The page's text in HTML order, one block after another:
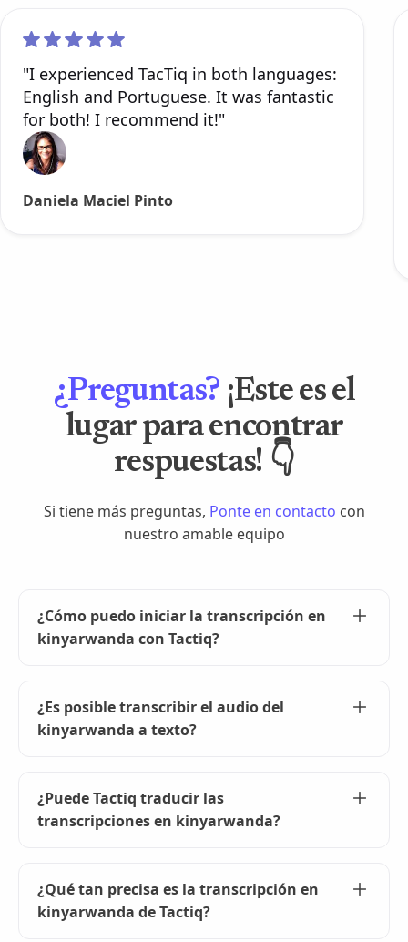
"I experienced TacTiq in both languages:
English and Portuguese. It was fantastic
for both! I recommend it!"
Daniela Maciel Pinto
¿Preguntas? ¡Este es el
lugar para encontrar
respuestas! 👇
Si tiene más preguntas, Ponte en contacto con
nuestro amable equipo
¿Cómo puedo iniciar la transcripción en
kinyarwanda con Tactiq?
instala la extensión Tactiq para Chrome, únete a
tu reunión en línea y selecciona kinyarwanda
como idioma preferido en la configuración.
¿Es posible transcribir el audio del
kinyarwanda a texto?
en kinyarwanda a texto. Solo tienes que subir tu
archivo de audio y nuestra IA se encargará del
resto para lograr una transcripción precisa.
¿Puede Tactiq traducir las
transcripciones en kinyarwanda?
transcripciones en kinyarwanda a más de 60
idiomas. Simplemente usa las instrucciones de
la IA para traducir tu transcripción después de
¿Qué tan precisa es la transcripción en
kinyarwanda de Tactiq?